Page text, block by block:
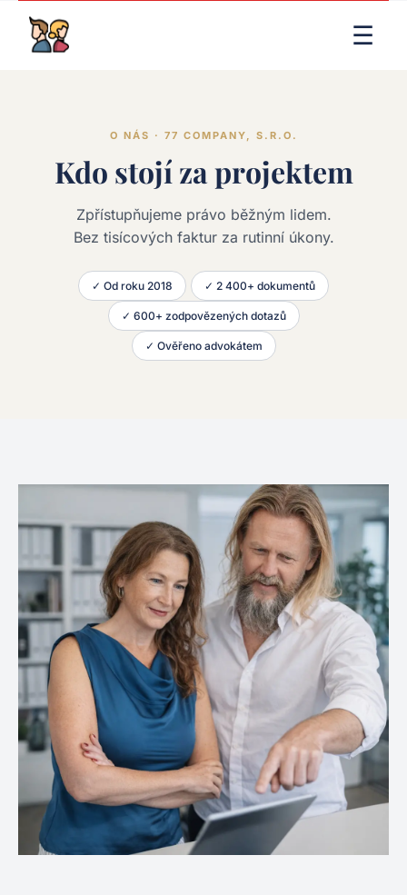
☰
O NÁS · 77 COMPANY, S.R.O.
Kdo stojí za projektem
Zpřístupňujeme právo běžným lidem.
Bez tisícových faktur za rutinní úkony.
✓ Od roku 2018 ✓ 2 400+ dokumentů
✓ 600+ zodpovězených dotazů
✓ Ověřeno advokátem